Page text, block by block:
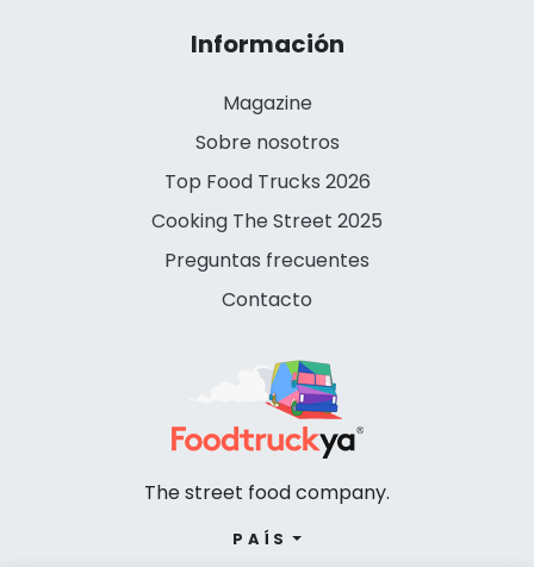
Información
Magazine
Sobre nosotros
Top Food Trucks 2026
Cooking The Street 2025
Preguntas frecuentes
Contacto
The street food company.
PAÍS